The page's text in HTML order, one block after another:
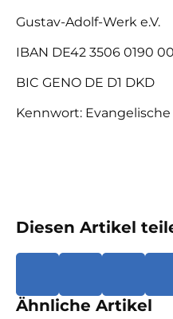
Gustav-Adolf-Werk e.V.
IBAN DE42 3506 0190
BIC GENO DE D1 DKD
Kennwort:
Diesen Artikel
Ähnliche Artikel